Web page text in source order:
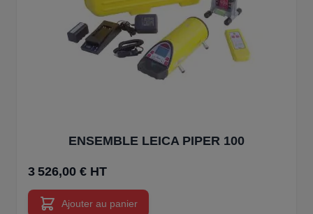
ENSEMBLE LEICA PIPER 100
3 526,00 € HT
Ajouter au panier